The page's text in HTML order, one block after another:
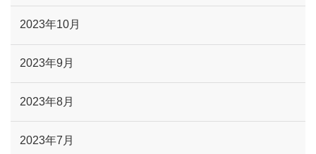
2023年10月
2023年9月
2023年8月
2023年7月